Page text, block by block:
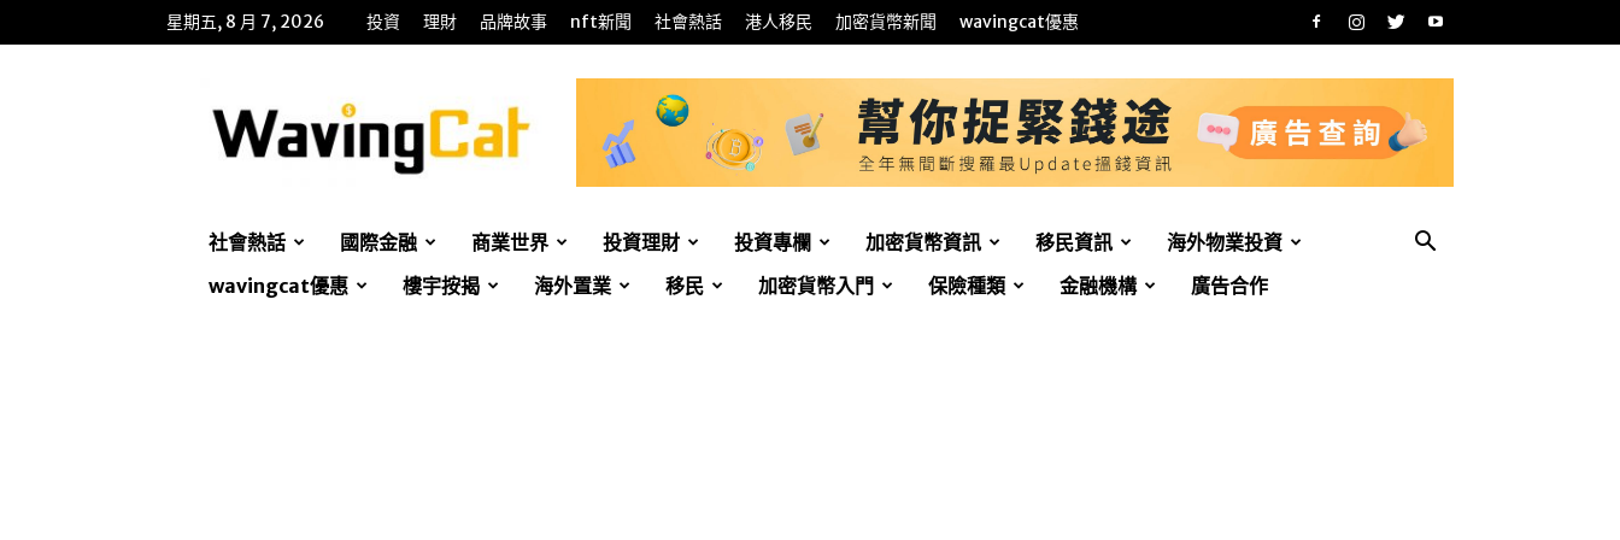
星期五, 8 月 7, 2026 投資 理財 品牌故事 nft新聞 社會熱話 港人移民 加密貨幣新聞 wavingcat優惠
招
財
貓
社會熱話 國際金融 商業世界 投資理財 投資專欄 加密貨幣資訊 移民資訊
海外物業投資
wavingcat優惠
樓宇按揭 海外置業 移民 加密貨幣入門 保險種類 金融機構 廣告合作